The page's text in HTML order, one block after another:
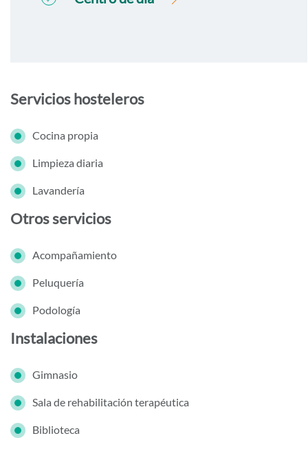
Servicios hosteleros
Cocina propia
Limpieza diaria
Lavandería
Otros servicios
Acompañamiento
Peluquería
Podología
Instalaciones
Gimnasio
Sala de rehabilitación terapéutica
Biblioteca